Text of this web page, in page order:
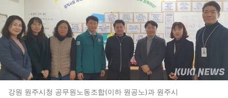
강원 원주시청 공무원노동조합(이하 원공노)과 원주시